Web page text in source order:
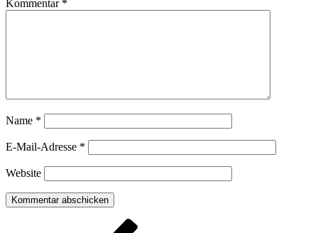
Kommentar *
Name *
E-Mail-Adresse *
Website
Beitragsnavigation